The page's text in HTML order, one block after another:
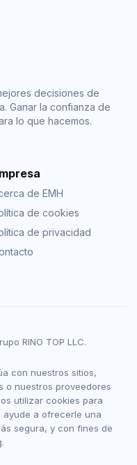
decisiones de
Ganar la confianza de
lo que hacemos.
de EMH
de cookies
de privacidad
RINO TOP LLC.
con nuestros sitios,
o nuestros proveedores
utilizar cookies para
ayude a ofrecerle una
segura, y con fines de